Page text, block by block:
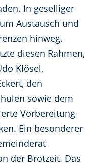
In geselliger
Austausch und
hinweg.
diesen Rahmen,
Klösel,
den
sowie dem
Vorbereitung
Ein besonderer
der Brotzeit. Das